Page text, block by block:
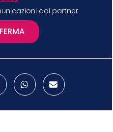
dai partner